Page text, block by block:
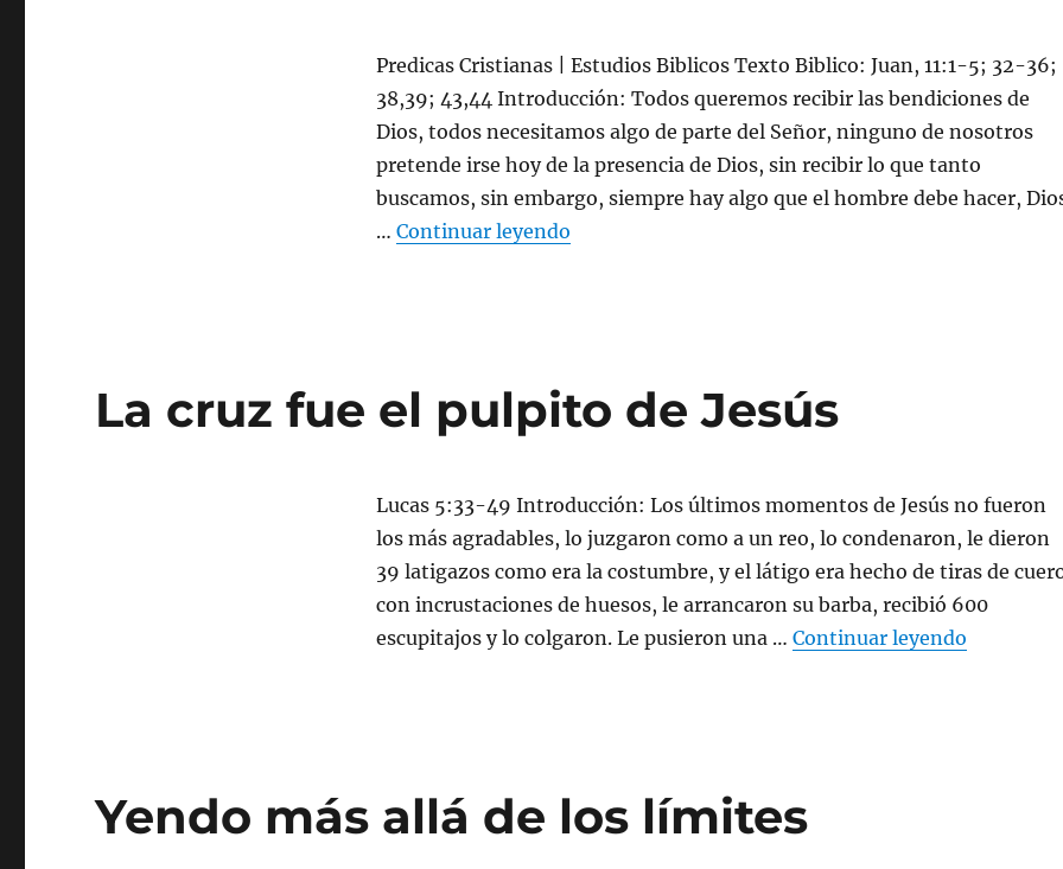
Predicas Cristianas | Estudios Biblicos Texto Biblico: Juan, 11:1-5; 32-36;
38,39; 43,44 Introducción: Todos queremos recibir las bendiciones de
Dios, todos necesitamos algo de parte del Señor, ninguno de nosotros
pretende irse hoy de la presencia de Dios, sin recibir lo que tanto
buscamos, sin embargo, siempre hay algo que el hombre debe hacer,
… Continuar leyendo«Debes remover las piedras»
La cruz fue el pulpito de Jesús
Lucas 5:33-49 Introducción: Los últimos momentos de Jesús no fueron
los más agradables, lo juzgaron como a un reo, lo condenaron, le dieron
39 latigazos como era la costumbre, y el látigo era hecho de tiras de
con incrustaciones de huesos, le arrancaron su barba, recibió 600
escupitajos y lo colgaron. Le pusieron una … Continuar leyendo«La cruz
Yendo más allá de los límites